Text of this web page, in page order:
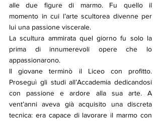
alle due figure di marmo. Fu quello il
momento in cui l’arte scultorea divenne per
lui una passione viscerale.
La scultura ammirata quel giorno fu solo la
prima di innumerevoli opere che lo
appassionarono.
Il giovane terminò il Liceo con profitto.
Proseguì gli studi all’Accademia dedicandosi
con passione e ardore alla sua arte. A
vent’anni aveva già acquisito una discreta
tecnica: era capace di lavorare il marmo con